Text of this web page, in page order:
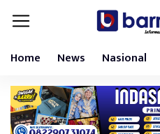
Home News Nasional